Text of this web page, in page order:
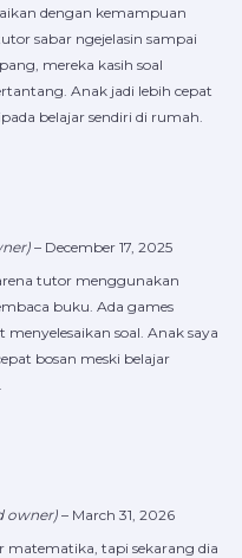
dengan kemampuan
sabar ngejelasin sampai
mereka kasih soal
Anak jadi lebih cepat
belajar sendiri di rumah.
– December 17, 2025
tutor menggunakan
buku. Ada games
soal. Anak saya
bosan meski belajar
owner)– March 31, 2026
matematika, tapi sekarang dia